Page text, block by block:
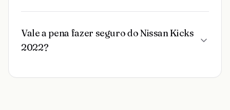
Vale a pena fazer seguro do Nissan Kicks
2022?